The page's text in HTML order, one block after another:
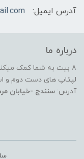
آدرس ایمیل:
درباره ما
8 بیت به شما کمک میکند تا
لپتاپ های دست دوم و
آدرس: سنندج -خیابان